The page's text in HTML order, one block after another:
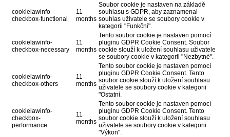
cookielawinfo-
checkbox-functional
11
months
Soubor cookie je nastaven na základě
souhlasu s GDPR, aby zaznamenal
souhlas uživatele se soubory cookie v
kategorii "Funkční".
cookielawinfo-
checkbox-necessary
11
months
Tento soubor cookie je nastaven pomocí
pluginu GDPR Cookie Consent. Soubor
cookie slouží k uložení souhlasu uživatele
se soubory cookie v kategorii "Nezbytné".
cookielawinfo-
checkbox-others
11
months
Tento soubor cookie je nastaven pomocí
pluginu GDPR Cookie Consent. Tento
soubor cookie slouží k uložení souhlasu
uživatele se soubory cookie v kategorii
"Ostatní.
cookielawinfo-
checkbox-
performance
11
months
Tento soubor cookie je nastaven pomocí
pluginu GDPR Cookie Consent. Tento
soubor cookie slouží k uložení souhlasu
uživatele se soubory cookie v kategorii
"Výkon".